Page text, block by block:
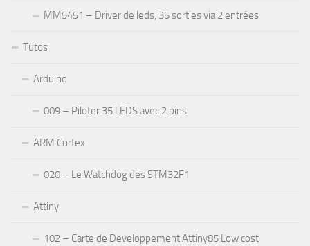
MM5451 – Driver de leds, 35 sorties via 2 entrées
Tutos
Arduino
009 – Piloter 35 LEDS avec 2 pins
ARM Cortex
020 – Le Watchdog des STM32F1
Attiny
102 – Carte de Developpement Attiny85 Low cost